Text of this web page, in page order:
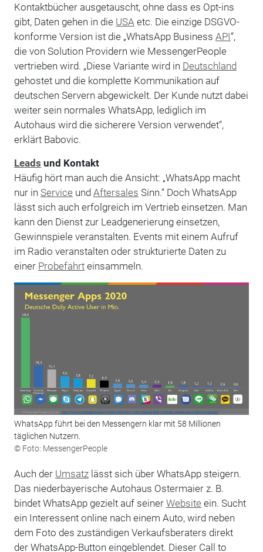
Kontaktbücher ausgetauscht, ohne dass es Opt-ins
gibt, Daten gehen in die USA etc. Die einzige DSGVO-
konforme Version ist die „WhatsApp Business API“,
die von Solution Providern wie MessengerPeople
vertrieben wird. „Diese Variante wird in Deutschland
gehostet und die komplette Kommunikation auf
deutschen Servern abgewickelt. Der Kunde nutzt dabei
weiter sein normales WhatsApp, lediglich im
Autohaus wird die sicherere Version verwendet“,
erklärt Babovic.
Leads und Kontakt
Häufig hört man auch die Ansicht: „WhatsApp macht
nur in Service und Aftersales Sinn.“ Doch WhatsApp
lässt sich auch erfolgreich im Vertrieb einsetzen. Man
kann den Dienst zur Leadgenerierung einsetzen,
Gewinnspiele veranstalten. Events mit einem Aufruf
im Radio veranstalten oder strukturierte Daten zu
einer Probefahrteinsammeln.
WhatsApp führt bei den Messengern klar mit 58 Millionen
täglichen Nutzern.
© Foto: MessengerPeople
Auch der Umsatzlässt sich über WhatsApp steigern.
Das niederbayerische Autohaus Ostermaier z. B.
bindet WhatsApp gezielt auf seiner Website ein. Sucht
ein Interessent online nach einem Auto, wird neben
dem Foto des zuständigen Verkaufsberaters direkt
der WhatsApp-Button eingeblendet. Dieser Call to